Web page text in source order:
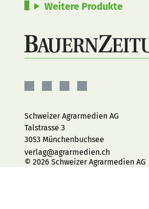
Weitere Produkte
Facebook
Instagram
YouTubeLinkedIn
Schweizer Agrarmedien AG
Talstrasse 3
3053 Münchenbuchsee
verlag@agrarmedien.ch
© 2026 Schweizer Agrarmedien AG